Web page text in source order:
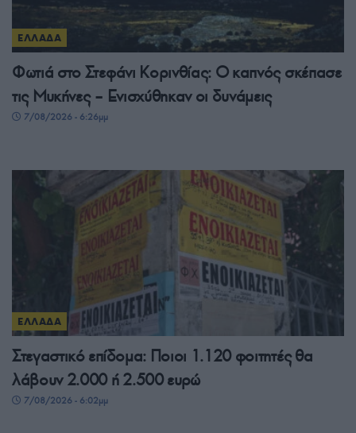
ΕΛΛΑΔΑ
Φωτιά στο Στεφάνι Κορινθίας: Ο καπνός σκέπασε
τις Μυκήνες – Ενισχύθηκαν οι δυνάμεις
7/08/2026 - 6:26μμ
ΕΛΛΑΔΑ
Στεγαστικό επίδομα: Ποιοι 1.120 φοιτητές θα
λάβουν 2.000 ή 2.500 ευρώ
7/08/2026 - 6:02μμ